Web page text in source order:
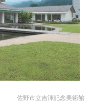
佐野市立吉澤記念美術館